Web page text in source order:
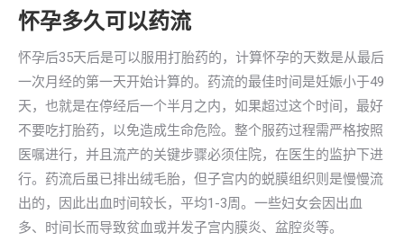
怀孕多久可以药流
怀孕后35天后是可以服用打胎药的，计算怀孕的天数是从最后
一次月经的第一天开始计算的。药流的最佳时间是妊娠小于49
天，也就是在停经后一个半月之内，如果超过这个时间，最好
不要吃打胎药，以免造成生命危险。整个服药过程需严格按照
医嘱进行，并且流产的关键步骤必须住院，在医生的监护下进
行。药流后虽已排出绒毛胎，但子宫内的蜕膜组织则是慢慢流
出的，因此出血时间较长，平均1-3周。一些妇女会因出血
多、时间长而导致贫血或并发子宫内膜炎、盆腔炎等。